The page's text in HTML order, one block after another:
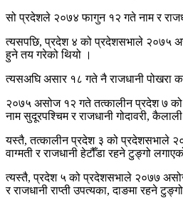
सो प्रदेशले २०७४ फागुन १२ गते नाम र
त्यसपछि, प्रदेश ४ को प्रदेशसभाले २०७५
हुने तय गरेको थियो ।
त्यसअघि असार १८ गते नै राजधानी पोखरा
२०७५ असोज १२ गते तत्कालीन प्रदेश ७
नाम सुदूरपश्चिम र राजधानी गोदावरी,
यस्तै, तत्कालीन प्रदेश ३ को प्रदेशसभाले
वाग्मती र राजधानी हेटौँडा रहने टुङ्गो
त्यस्तै, प्रदेश ५ को प्रदेशसभाले २०७७
र राजधानी राप्ती उपत्यका, दाङमा रहने